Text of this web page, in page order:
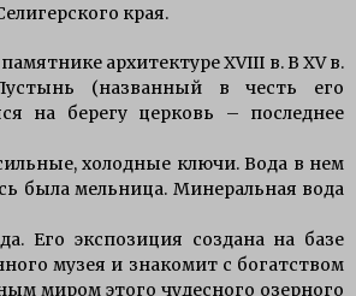
особенности ловли щуки
тролингом на селигере
15 лет ago
края.
архитектуре XVIII в. В XV в.
(названный в честь его
на берегу церковь – последнее
холодные ключи. Вода в нем
была мельница. Минеральная вода
Его экспозиция создана на базе
музея и знакомит с богатством
миром этого чудесного озерного